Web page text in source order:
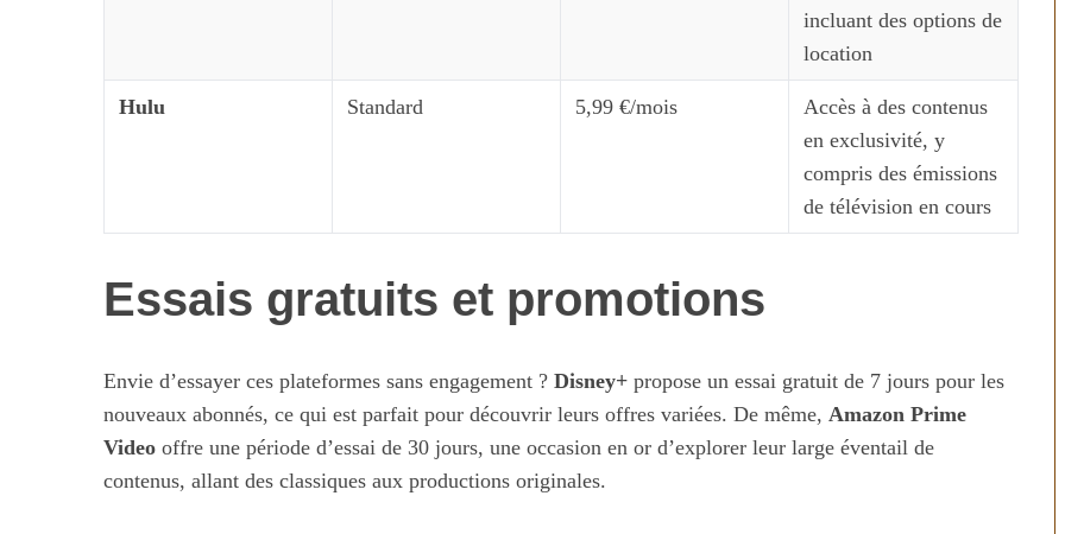
incluant des options de
location
Hulu Standard 5,99 €/mois
Accès à des contenus
en exclusivité, y
compris des émissions
de télévision en cours
Essais gratuits et promotions
Envie d’essayer ces plateformes sans engagement ? Disney+ propose un essai gratuit de 7 jours pour les
nouveaux abonnés, ce qui est parfait pour découvrir leurs offres variées. De même, Amazon Prime
Video offre une période d’essai de 30 jours, une occasion en or d’explorer leur large éventail de
contenus, allant des classiques aux productions originales.